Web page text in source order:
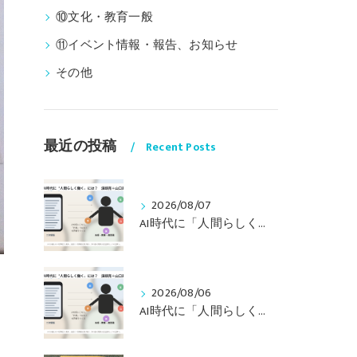
⑩文化・教育一般
⑪イベント情報・報告、お知らせ
その他
最近の投稿 Recent Posts
2026/08/07
AI時代に「人間らしく働く」には？ 〜山口周さんの対談動画・文字起こし（その１）〜
2026/08/06
AI時代に「人間らしく働く」には？ 〜山口周さんのインタビュー記事、動画より〜